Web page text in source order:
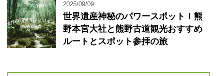
2025/09/09
世界遺産神秘のパワースポット！熊
野本宮大社と熊野古道観光おすすめ
ルートとスポット参拝の旅